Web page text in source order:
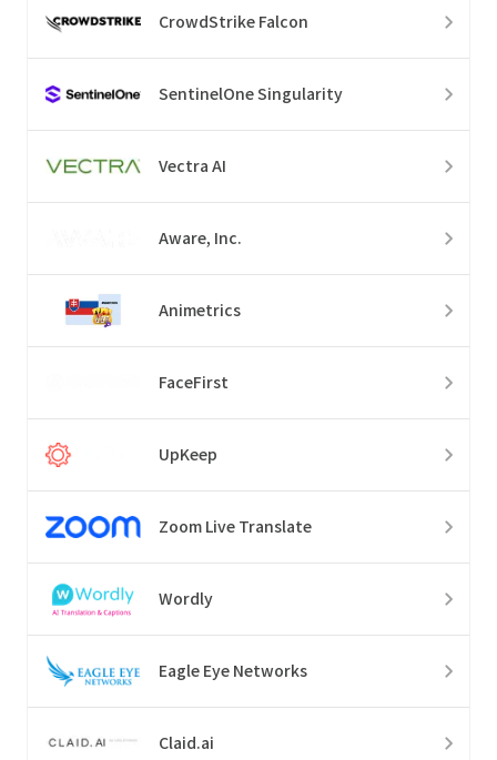
CrowdStrike Falcon
SentinelOne Singularity
Vectra AI
Aware, Inc.
Animetrics
FaceFirst
UpKeep
Zoom Live Translate
Wordly
Eagle Eye Networks
Claid.ai